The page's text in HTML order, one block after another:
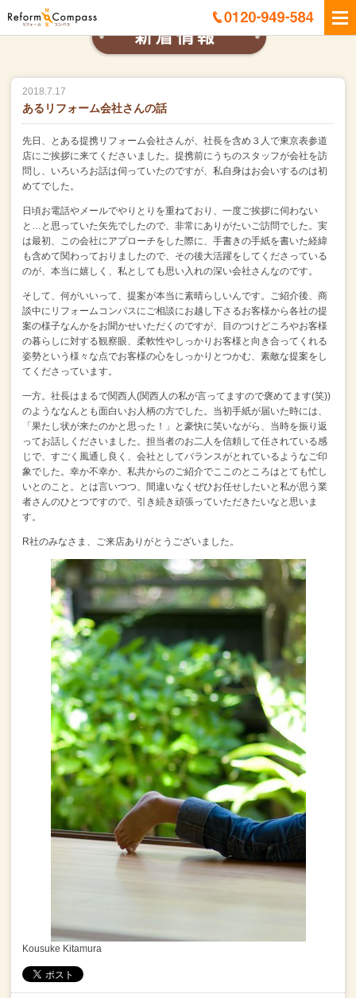
2018.7.17
あるリフォーム会社さんの話
先日、とある提携リフォーム会社さんが、 社長を含め３人で東京表参道
店にご挨拶に来てくださいました。 提携前にうちのスタッフが会社を訪
問し、いろいろお話は伺っていたのですが、 私自身はお会いするのは初
めてでした。
日頃お電話やメールでやりとりを重ねており、 一度ご挨拶に伺わない
と…と思っていた矢先でしたので、非常にありがたいご訪問でした。 実
は最初、この会社にアプローチをした際に、 手書きの手紙を書いた経緯
も含めて関わっておりましたので、 その後大活躍をしてくださっている
のが、本当に嬉しく、 私としても思い入れの深い会社さんなのです。
そして、何がいいって、提案が本当に素晴らしいんです。 ご紹介後、商
談中にリフォームコンパスにご相談にお越し下さるお客様から各社の提
案の様子なんかをお聞かせいただくのですが、 目のつけどころやお客様
の暮らしに対する観察眼、 柔軟性やしっかりお客様と向き合ってくれる
姿勢という 様々な点でお客様の心をしっかりとつかむ、素敵な提案をし
てくださっています。
一方。 社長はまるで関西人(関西人の私が言ってますので褒めてます(笑))
のようななんとも面白いお人柄の方でした。 当初手紙が届いた時には、
「果たし状が来たのかと思った！」
と豪快に笑いながら、当時を振り返
ってお話しくださいました。 担当者のお二人を信頼して任されている感
じで、 すごく風通し良く、会社としてバランスがとれているようなご印
象でした。 幸か不幸か、私共からのご紹介でここのところはとても忙し
いとのこと。
とは言いつつ、間違いなくぜひお任せしたいと私が思う業
者さんのひとつですので、 引き続き頑張っていただきたいなと思いま
す。
R社のみなさま、ご来店ありがとうございました。
Kousuke Kitamura